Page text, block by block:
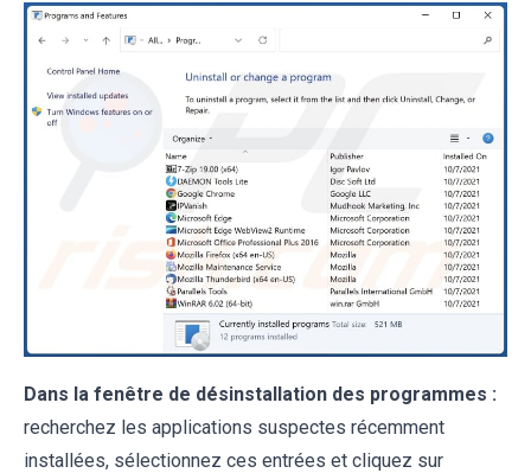
Dans la fenêtre de désinstallation des programmes :
recherchez les applications suspectes récemment
installées, sélectionnez ces entrées et cliquez sur